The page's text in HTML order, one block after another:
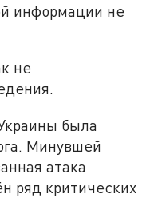
информации не
не
была
Минувшей
атака
ряд критических